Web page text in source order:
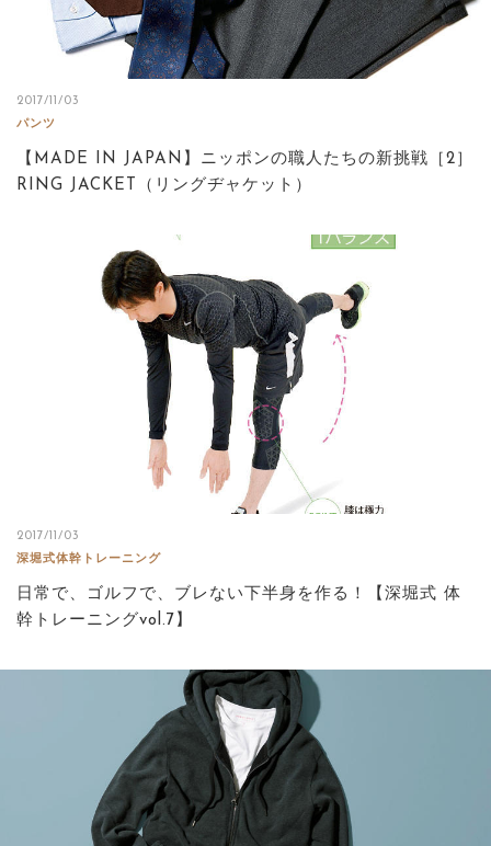
2017/11/03
パンツ
【MADE IN JAPAN】ニッポンの職人たちの新挑戦［2］
RING JACKET（リングヂャケット）
2017/11/03
深堀式体幹トレーニング
日常で、ゴルフで、ブレない下半身を作る！【深堀式 体
幹トレーニングvol.7】